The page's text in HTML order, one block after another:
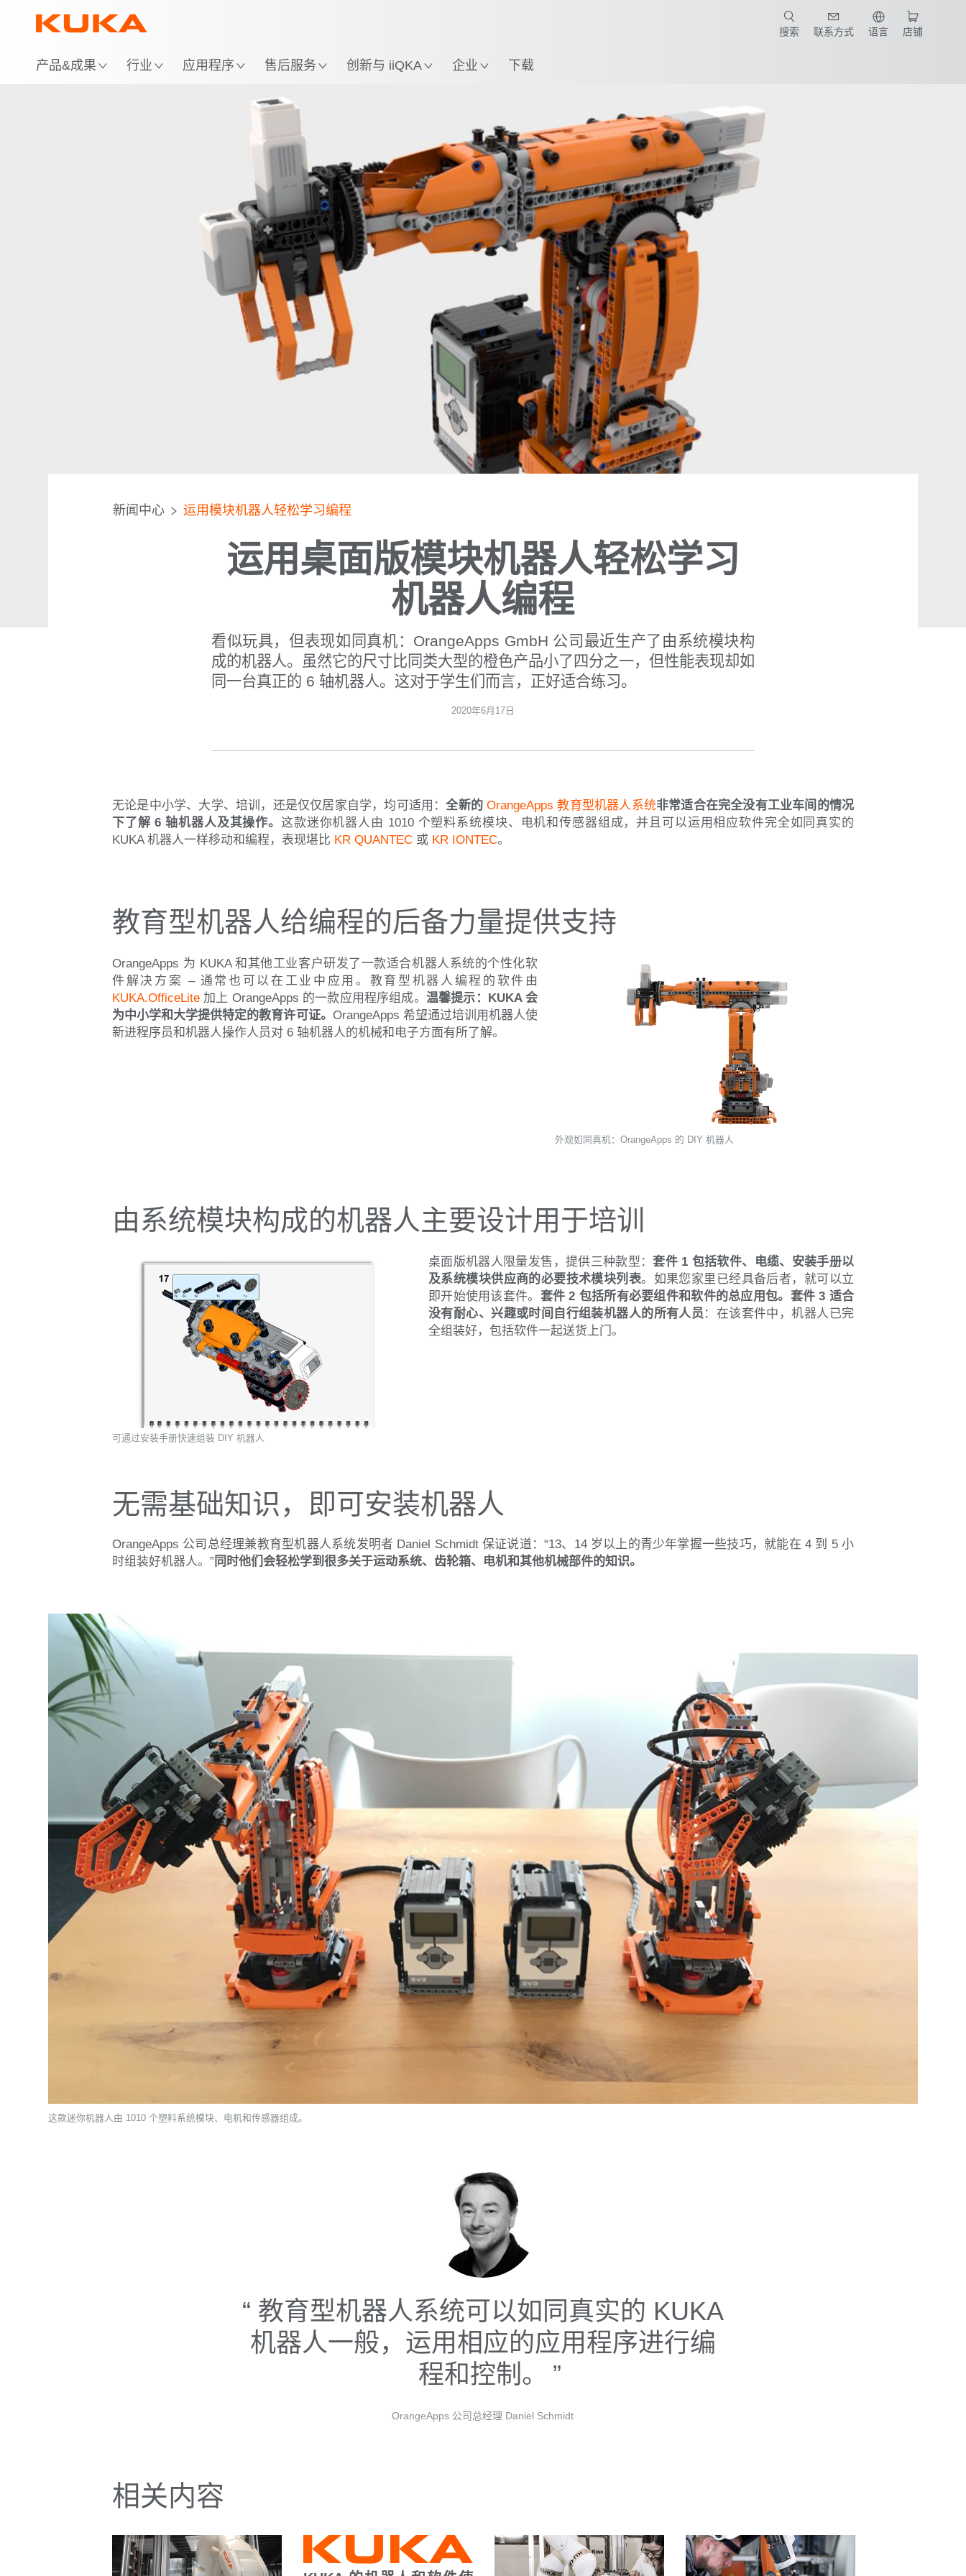
产品&成果 行业 应用程序 售后服务 创新与 iiQKA 企业 下载
搜索 联系方式 语言 店铺
新闻中心 运用模块机器人轻松学习编程
运用桌面版模块机器人轻松学习
机器人编程
看似玩具，但表现如同真机：OrangeApps GmbH 公司最近生产了由系统模块构
成的机器人。虽然它的尺寸比同类大型的橙色产品小了四分之一，但性能表现却如
同一台真正的 6 轴机器人。这对于学生们而言，正好适合练习。
2020年6月17日
无论是中小学、大学、培训，还是仅仅居家自学，均可适用：全新的OrangeApps 教育型机器人系统非常适合在完全没有工业车间的情况
下了解 6 轴机器人及其操作。这款迷你机器人由 1010 个塑料系统模块、电机和传感器组成，并且可以运用相应软件完全如同真实的
KUKA 机器人一样移动和编程，表现堪比 KR QUANTEC或 KR IONTEC。
教育型机器人给编程的后备力量提供支持
OrangeApps 为 KUKA 和其他工业客户研发了一款适合机器人系统的个性化软
件解决方案 – 通常也可以在工业中应用。教育型机器人编程的软件由
KUKA.OfficeLite加上 OrangeApps 的一款应用程序组成。 温馨提示：KUKA 会
为中小学和大学提供特定的教育许可证。 OrangeApps 希望通过培训用机器人使
新进程序员和机器人操作人员对 6 轴机器人的机械和电子方面有所了解。
外观如同真机：OrangeApps 的 DIY 机器人
由系统模块构成的机器人主要设计用于培训
桌面版机器人限量发售，提供三种款型：套件 1 包括软件、电缆、安装手册以
及系统模块供应商的必要技术模块列表。如果您家里已经具备后者，就可以立
即开始使用该套件。 套件 2 包括所有必要组件和软件的总应用包。 套件 3 适合
没有耐心、兴趣或时间自行组装机器人的所有人员 ：在该套件中，机器人已完
全组装好，包括软件一起送货上门。
可通过安装手册快速组装 DIY 机器人
无需基础知识，即可安装机器人
OrangeApps 公司总经理兼教育型机器人系统发明者 Daniel Schmidt 保证说道：“13、14 岁以上的青少年掌握一些技巧，就能在 4 到 5 小
时组装好机器人。” 同时他们会轻松学到很多关于运动系统、齿轮箱、电机和其他机械部件的知识。
这款迷你机器人由 1010 个塑料系统模块、电机和传感器组成。
教育型机器人系统可以如同真实的 KUKA
机器人一般，运用相应的应用程序进行编
程和控制。
OrangeApps 公司总经理 Daniel Schmidt
相关内容